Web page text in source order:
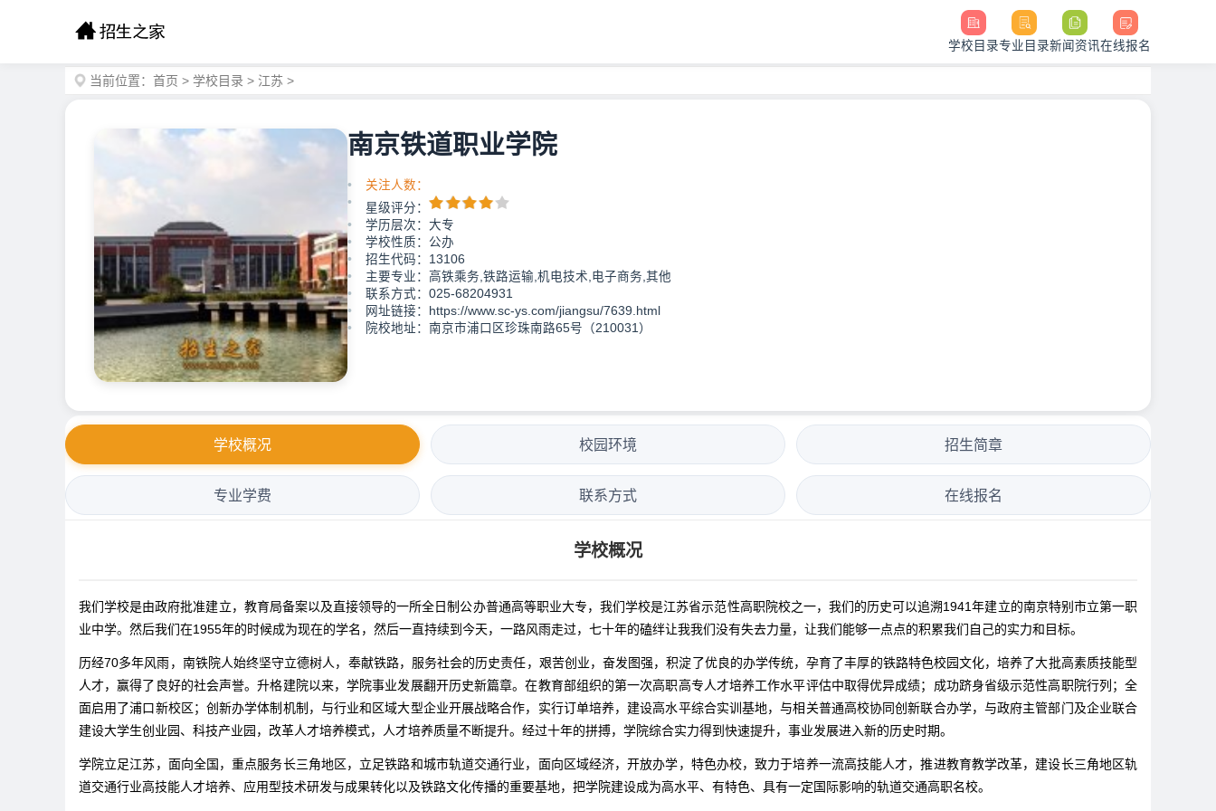
学校目录专业目录新闻资讯在线报名
当前位置： 首页 > 学校目录 > 江苏 >
南京铁道职业学院
关注人数：
星级评分：
学历层次：大专
学校性质：公办
招生代码：13106
主要专业：高铁乘务,铁路运输,机电技术,电子商务,其他
联系方式：025-68204931
网址链接：https://www.sc-ys.com/jiangsu/7639.html
院校地址：南京市浦口区珍珠南路65号（210031）
学校概况 校园环境 招生简章
专业学费 联系方式 在线报名
学校概况
我们学校是由政府批准建立，教育局备案以及直接领导的一所全日制公办普通高等职业大专，我们学校是江苏省示范性高职院校之一，我们的历史可以追溯1941年建立的南京特别市立第一职
业中学。然后我们在1955年的时候成为现在的学名，然后一直持续到今天，一路风雨走过，七十年的磕绊让我我们没有失去力量，让我们能够一点点的积累我们自己的实力和目标。
历经70多年风雨，南铁院人始终坚守立德树人，奉献铁路，服务社会的历史责任，艰苦创业，奋发图强，积淀了优良的办学传统，孕育了丰厚的铁路特色校园文化，培养了大批高素质技能型
人才，赢得了良好的社会声誉。升格建院以来，学院事业发展翻开历史新篇章。在教育部组织的第一次高职高专人才培养工作水平评估中取得优异成绩；成功跻身省级示范性高职院行列；全
面启用了浦口新校区；创新办学体制机制，与行业和区域大型企业开展战略合作，实行订单培养，建设高水平综合实训基地，与相关普通高校协同创新联合办学，与政府主管部门及企业联合
建设大学生创业园、科技产业园，改革人才培养模式，人才培养质量不断提升。经过十年的拼搏，学院综合实力得到快速提升，事业发展进入新的历史时期。
学院立足江苏，面向全国，重点服务长三角地区，立足铁路和城市轨道交通行业，面向区域经济，开放办学，特色办校，致力于培养一流高技能人才，推进教育教学改革，建设长三角地区轨
道交通行业高技能人才培养、应用型技术研发与成果转化以及铁路文化传播的重要基地，把学院建设成为高水平、有特色、具有一定国际影响的轨道交通高职名校。